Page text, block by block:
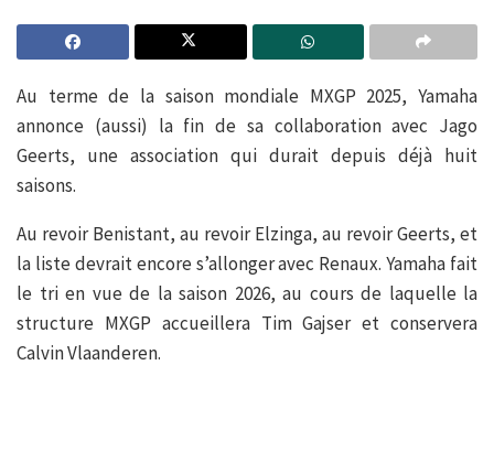
Au terme de la saison mondiale MXGP 2025, Yamaha
annonce (aussi) la fin de sa collaboration avec Jago
Geerts, une association qui durait depuis déjà huit
saisons.
Au revoir Benistant, au revoir Elzinga, au revoir Geerts, et
la liste devrait encore s’allonger avec Renaux. Yamaha fait
le tri en vue de la saison 2026, au cours de laquelle la
structure MXGP accueillera Tim Gajser et conservera
Calvin Vlaanderen.